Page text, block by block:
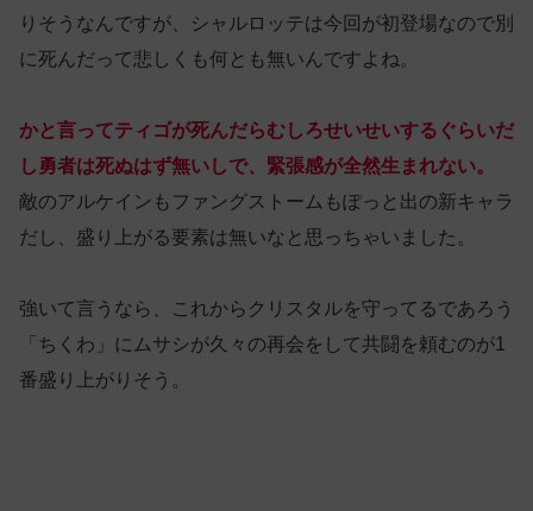
りそうなんですが、シャルロッテは今回が初登場なので別
に死んだって悲しくも何とも無いんですよね。
かと言ってティゴが死んだらむしろせいせいするぐらいだ
し勇者は死ぬはず無いしで、緊張感が全然生まれない。
敵のアルケインもファングストームもぽっと出の新キャラ
だし、盛り上がる要素は無いなと思っちゃいました。
強いて言うなら、これからクリスタルを守ってるであろう
「ちくわ」にムサシが久々の再会をして共闘を頼むのが1
番盛り上がりそう。